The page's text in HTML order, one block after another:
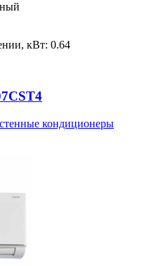
кВт: 0.64
кондиционеры